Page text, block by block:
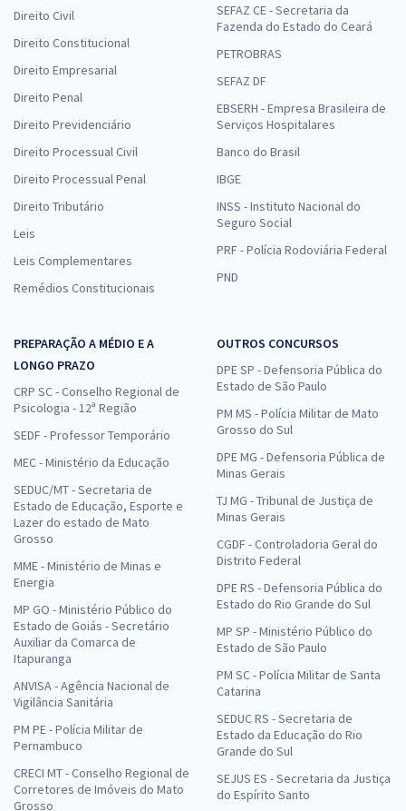
Direito Civil
Direito Constitucional
Direito Empresarial
Direito Penal
Direito Previdenciário
Direito Processual Civil
Direito Processual Penal
Direito Tributário
Leis
Leis Complementares
Remédios Constitucionais
SEFAZ CE - Secretaria da
Fazenda do Estado do Ceará
PETROBRAS
SEFAZ DF
EBSERH - Empresa Brasileira de
Serviços Hospitalares
Banco do Brasil
IBGE
INSS - Instituto Nacional do
Seguro Social
PRF - Polícia Rodoviária Federal
PND
PREPARAÇÃO A MÉDIO E A
LONGO PRAZO
CRP SC - Conselho Regional de
Psicologia - 12ª Região
SEDF - Professor Temporário
MEC - Ministério da Educação
SEDUC/MT - Secretaria de
Estado de Educação, Esporte e
Lazer do estado de Mato
Grosso
MME - Ministério de Minas e
Energia
MP GO - Ministério Público do
Estado de Goiás - Secretário
Auxiliar da Comarca de
Itapuranga
ANVISA - Agência Nacional de
Vigilância Sanitária
PM PE - Polícia Militar de
Pernambuco
CRECI MT - Conselho Regional de
Corretores de Imóveis do Mato
Grosso
OUTROS CONCURSOS
DPE SP - Defensoria Pública do
Estado de São Paulo
PM MS - Polícia Militar de Mato
Grosso do Sul
DPE MG - Defensoria Pública de
Minas Gerais
TJ MG - Tribunal de Justiça de
Minas Gerais
CGDF - Controladoria Geral do
Distrito Federal
DPE RS - Defensoria Pública do
Estado do Rio Grande do Sul
MP SP - Ministério Público do
Estado de São Paulo
PM SC - Polícia Militar de Santa
Catarina
SEDUC RS - Secretaria de
Estado da Educação do Rio
Grande do Sul
SEJUS ES - Secretaria da Justiça
do Espírito Santo